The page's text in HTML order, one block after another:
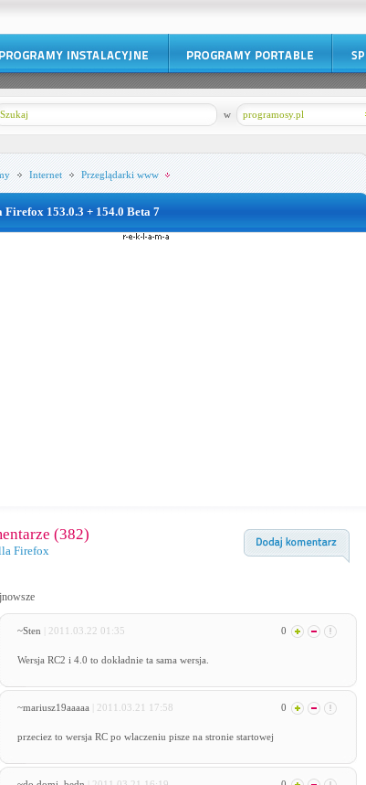
programosy.pl
w
Internet Przeglądarki www
153.0.3 + 154.0 Beta 7
(382)
Firefox
~Sten | 2011.03.22 01:35 0
Wersja RC2 i 4.0 to dokładnie ta sama wersja.
~mariusz19aaaaa | 2011.03.21 17:58 0
przeciez to wersja RC po wlaczeniu pisze na stronie startowej